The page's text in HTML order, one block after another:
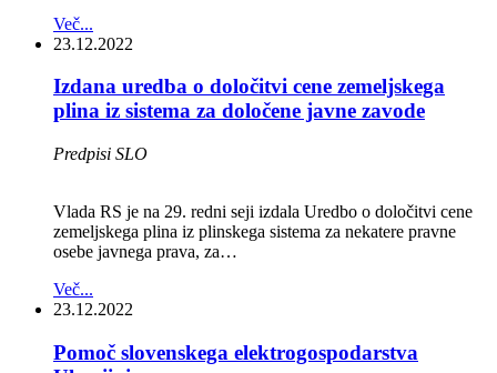
Več...
23.12.2022
Izdana uredba o določitvi cene zemeljskega
plina iz sistema za določene javne zavode
Predpisi SLO
Vlada RS je na 29. redni seji izdala Uredbo o določitvi cene
zemeljskega plina iz plinskega sistema za nekatere pravne
osebe javnega prava, za…
Več...
23.12.2022
Pomoč slovenskega elektrogospodarstva